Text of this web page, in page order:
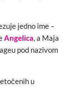
jedno ime –
Angelica, a Maja
pod nazivom
u